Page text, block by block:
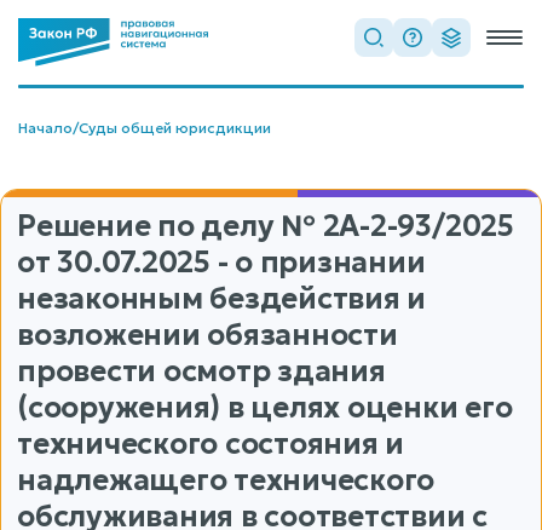
Начало/Суды общей юрисдикции
Решение по делу № 2А-2-93/2025
от 30.07.2025 - о признании
незаконным бездействия и
возложении обязанности
провести осмотр здания
(сооружения) в целях оценки его
технического состояния и
надлежащего технического
обслуживания в соответствии с